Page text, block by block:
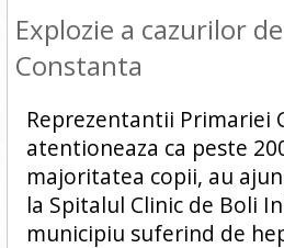
Explozie a cazurilor
Constanta
Reprezentantii Primariei
atentioneaza ca peste
majoritatea copii, au
la Spitalul Clinic de Boli
municipiu suferind de